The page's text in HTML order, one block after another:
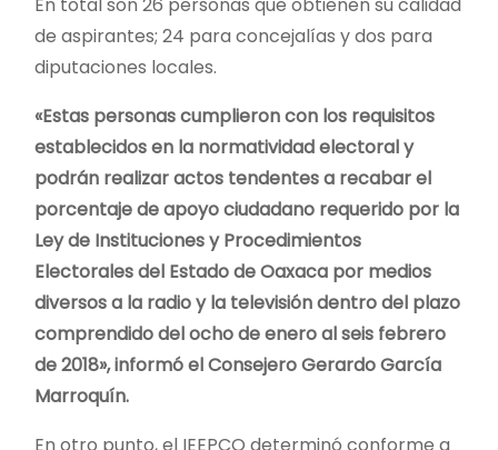
de aspirantes; 24 para concejalías y dos para
diputaciones locales.
«Estas personas cumplieron con los requisitos
establecidos en la normatividad electoral y
podrán realizar actos tendentes a recabar el
porcentaje de apoyo ciudadano requerido por la
Ley de Instituciones y Procedimientos
Electorales del Estado de Oaxaca por medios
diversos a la radio y la televisión dentro del plazo
comprendido del ocho de enero al seis febrero
de 2018», informó el Consejero Gerardo García
Marroquín.
En otro punto, el IEEPCO determinó conforme a